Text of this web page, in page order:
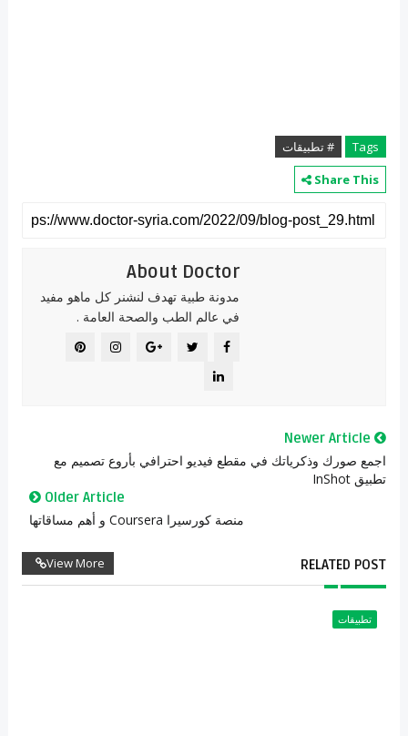
Tags
# تطبيقات
Share This
About Doctor
مدونة طبية تهدف لنشنر كل ماهو مفيد
في عالم الطب والصحة العامة .
Newer Article
اجمع صورك وذكرياتك في مقطع فيديو احترافي بأروع تصميم مع
تطبيق InShot
Older Article
منصة كورسيرا Coursera و أهم مساقاتها
RELATED POST
View More
تطبيقات